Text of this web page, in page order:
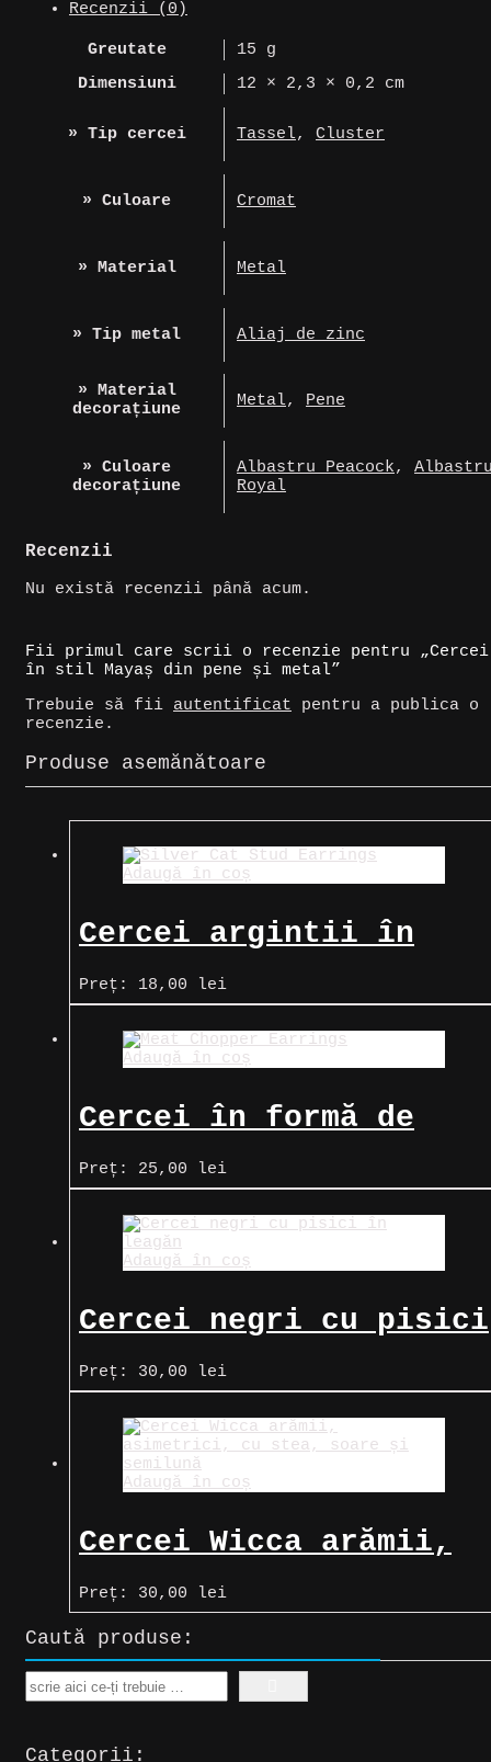
Recenzii (0)
Greutate
15 g
Dimensiuni
12 × 2,3 × 0,2 cm
» Tip cercei Tassel, Cluster
» Culoare Cromat
» Material Metal
» Tip metal Aliaj de zinc
» Material
decorațiune
Metal, Pene
» Culoare
decorațiune
Albastru Peacock,
Royal
Recenzii
Nu există recenzii până acum.
Fii primul care scrii o recenzie pentru „Cercei
în stil Mayaș din pene și metal”
Trebuie să fii autentificat pentru a publica o
recenzie.
Produse asemănătoare
Adaugă în coș
Cercei argintii în
formă de pisică
Preț: 18,00 lei
Adaugă în coș
Cercei în formă de
satâr însângerat
Preț: 25,00 lei
Adaugă în coș
Cercei negri cu pisici
în leagăn
Preț: 30,00 lei
Adaugă în coș
Cercei Wicca arămii,
asimetrici, cu stea,
soare și semilună
Preț: 30,00 lei
Caută produse:
Categorii: